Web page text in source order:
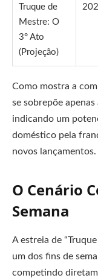
Truque de
Mestre: O
3° Ato
(Projeção)
Como mostra a
se sobrepõe
indicando um
doméstico pela
novos lançamentos.
O Cenário
Semana
A estreia de
um dos fins de
competindo